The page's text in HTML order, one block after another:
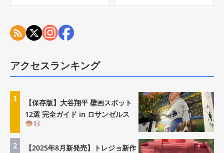
アクセスランキング
1
【保存版】大谷翔平 壁画スポット
12選 完全ガイド in ロサンゼルス
2
【2025年8月新発売】トレジョ新作